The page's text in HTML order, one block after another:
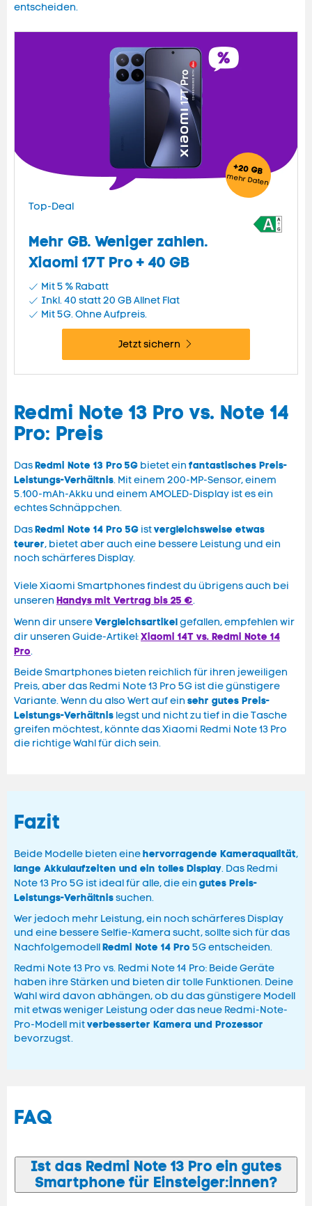
entscheiden.
Mehr GB. Weniger zahlen.
Xiaomi 17T Pro + 40 GB
Mit 5 % Rabatt
Inkl. 40 statt 20 GBAllnet Flat
Mit 5G. Ohne Aufpreis.
Jetzt sichern
+20 GB
mehrDaten
Top-Deal
Redmi Note 13 Pro vs. Note 14
Pro: Preis
DasRedmi Note 13 Pro 5G bietet ein fantastisches Preis-
Leistungs-Verhältnis. Mit einem 200-MP-Sensor, einem
5.100-mAh-Akku und einem AMOLED-Display ist es ein
echtes Schnäppchen.
DasRedmi Note 14 Pro 5G istvergleichsweise etwas
teurer, bietet aber auch eine bessere Leistung und ein
noch schärferes Display.
Viele Xiaomi Smartphones findest du übrigens auch bei
unseren Handys mit Vertrag bis 25 €.
Wenn dir unsereVergleichsartikelgefallen, empfehlen wir
dir unseren Guide-Artikel:Xiaomi 14T vs. Redmi Note 14
Pro.
Beide Smartphones bieten reichlich für ihren jeweiligen
Preis, aber das Redmi Note 13 Pro 5G ist die günstigere
Variante. Wenn du also Wert auf ein sehr gutes Preis-
Leistungs-Verhältnis legst und nicht zu tief in die Tasche
greifen möchtest, könnte das Xiaomi Redmi Note 13 Pro
die richtige Wahl für dich sein.
Fazit
Beide Modelle bieten einehervorragende Kameraqualität,
lange Akkulaufzeiten und ein tolles Display. Das Redmi
Note 13 Pro 5G ist ideal für alle, die ein gutes Preis-
Leistungs-Verhältnissuchen.
Wer jedoch mehr Leistung, ein noch schärferes Display
und eine bessere Selfie-Kamera sucht, sollte sich für das
NachfolgemodellRedmi Note 14 Pro 5G entscheiden.
Redmi Note 13 Pro vs. Redmi Note 14 Pro: Beide Geräte
haben ihre Stärken und bieten dir tolle Funktionen. Deine
Wahl wird davon abhängen, ob du das günstigere Modell
mit etwas weniger Leistung oder das neue Redmi-Note-
Pro-Modell mitverbesserter Kamera und Prozessor
bevorzugst.
FAQ
Ist das Redmi Note 13 Pro ein gutes
Smartphone für Einsteiger:innen?